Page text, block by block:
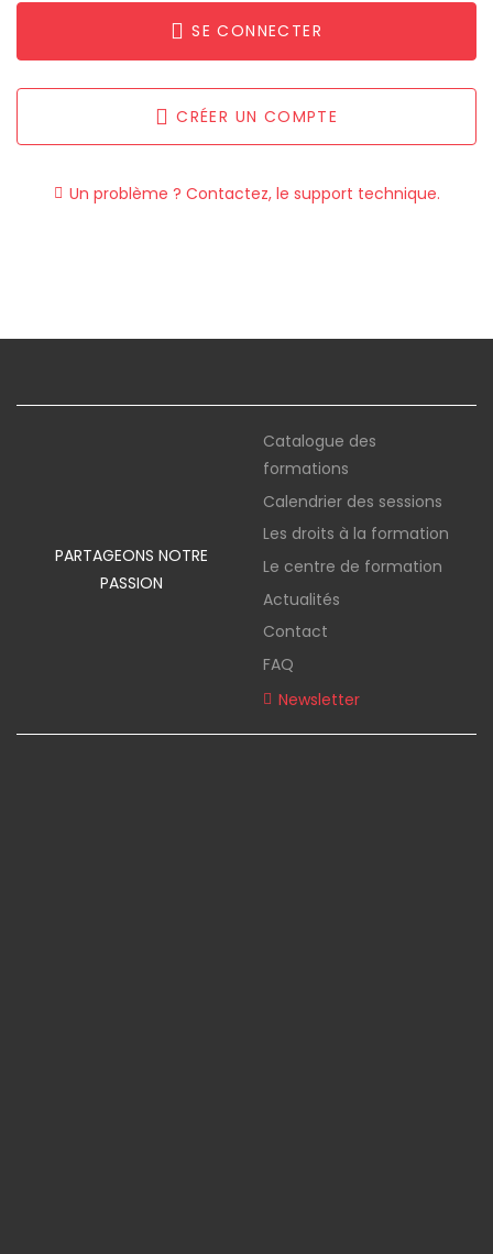
SE CONNECTER
CRÉER UN COMPTE
Un problème ? Contactez, le support technique.
PARTAGEONS NOTRE
PASSION
Catalogue des
formations
Calendrier des sessions
Les droits à la formation
Le centre de formation
Actualités
Contact
FAQ
Newsletter